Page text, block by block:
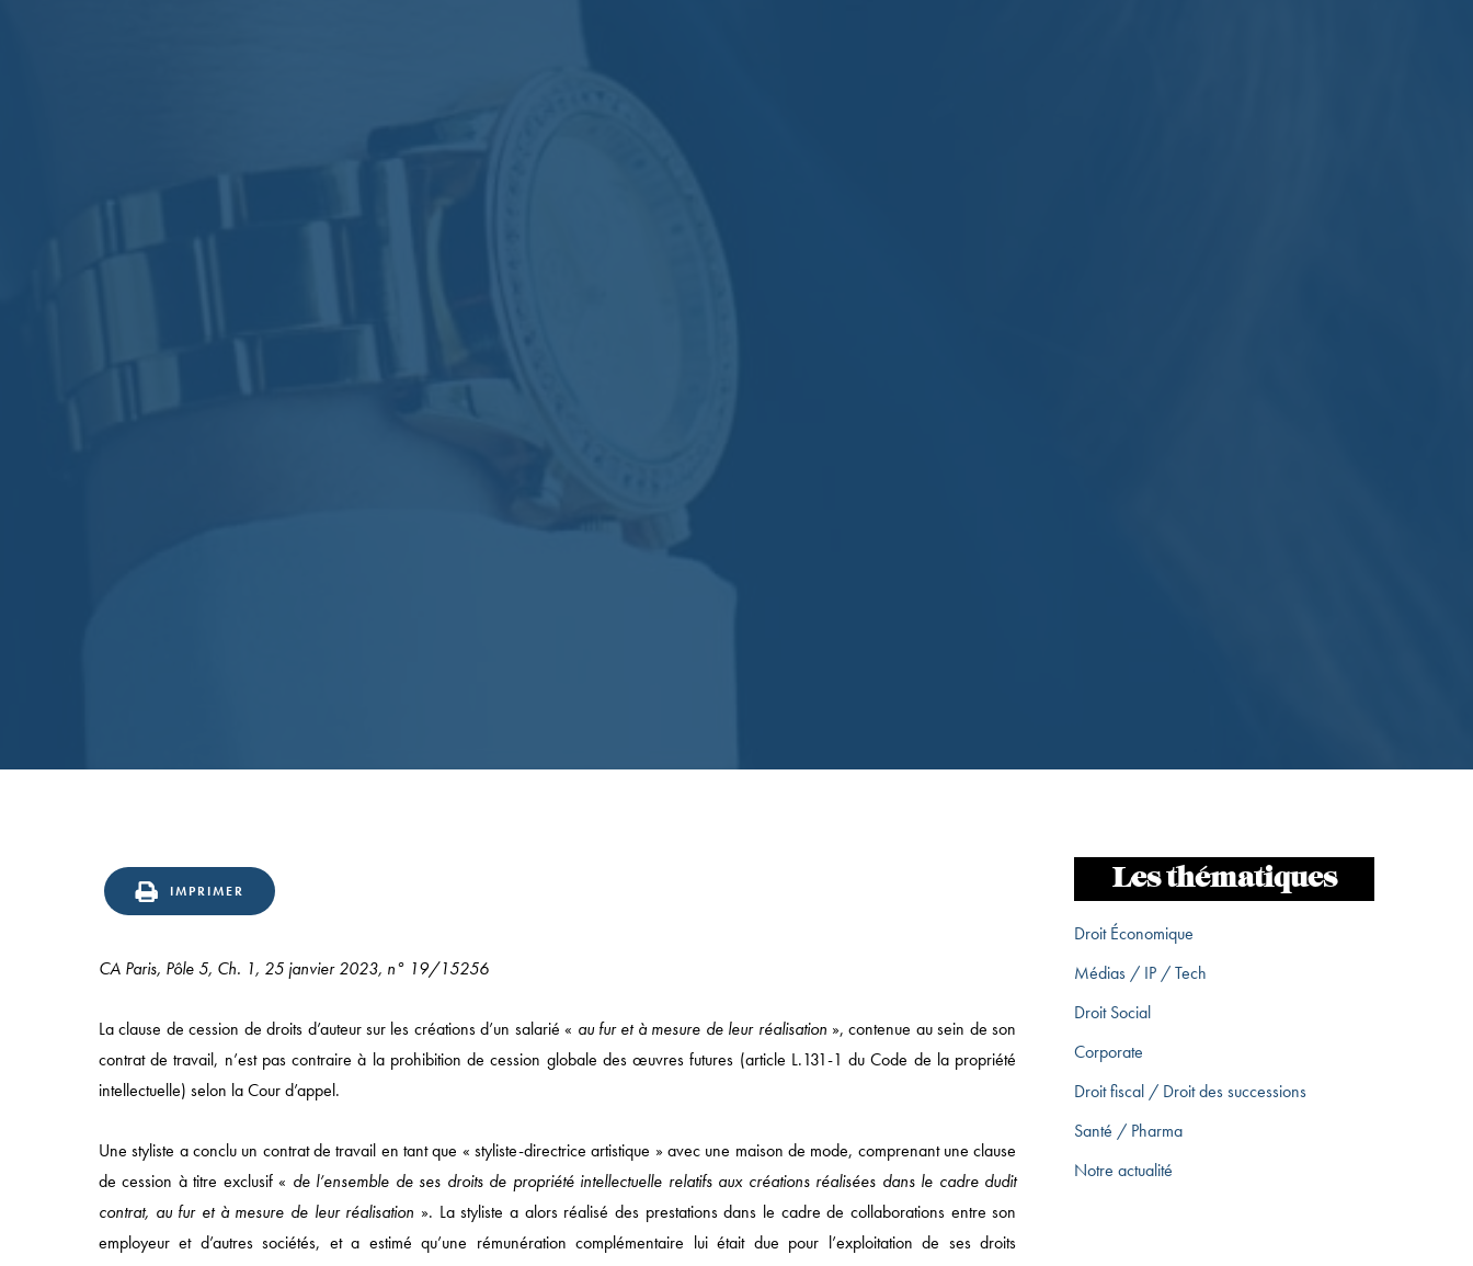
IMPRIMER
CA Paris, Pôle 5, Ch. 1, 25 janvier 2023, n° 19/15256
La clause de cession de droits d’auteur sur les créations d’un salarié « au fur et à mesure de leur réalisation », contenue au sein de son
contrat de travail, n’est pas contraire à la prohibition de cession globale des œuvres futures (article L.131-1 du Code de la propriété
intellectuelle) selon la Cour d’appel.
Une styliste a conclu un contrat de travail en tant que « styliste-directrice artistique » avec une maison de mode, comprenant une clause
de cession à titre exclusif « de l’ensemble de ses droits de propriété intellectuelle relatifs aux créations réalisées dans le cadre dudit
contrat, au fur et à mesure de leur réalisation ». La styliste a alors réalisé des prestations dans le cadre de collaborations entre son
employeur et d’autres sociétés, et a estimé qu’une rémunération complémentaire lui était due pour l’exploitation de ses droits
Les thématiques
Droit Économique
Médias / IP / Tech
Droit Social
Corporate
Droit fiscal / Droit des successions
Santé / Pharma
Notre actualité